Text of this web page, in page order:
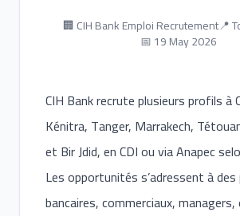
🏢 CIH Bank Emploi Recrutement📍
📅 19 May 2026
CIH Bank recrute plusieurs profils à
Kénitra, Tanger, Marrakech,
et Bir Jdid, en CDI ou via Anapec
Les opportunités s’adressent à
bancaires, commerciaux,